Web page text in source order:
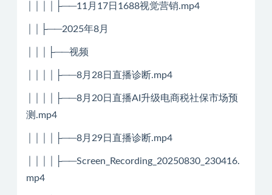
││││├──11月17日1688视觉营销.mp4
││├──2025年8月
│││├──视频
││││├──8月28日直播诊断.mp4
││││├──8月20日直播AI升级电商税社保市场预
测.mp4
││││├──8月29日直播诊断.mp4
││││├──Screen_Recording_20250830_230416.
mp4